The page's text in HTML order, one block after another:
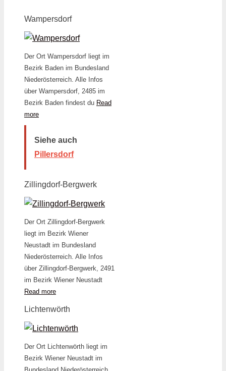
Wampersdorf
Der Ort Wampersdorf liegt im
Bezirk Baden im Bundesland
Niederösterreich. Alle Infos
über Wampersdorf, 2485 im
Bezirk Baden findest du Read
more
Siehe auch
Pillersdorf
Zillingdorf-Bergwerk
Der Ort Zillingdorf-Bergwerk
liegt im Bezirk Wiener
Neustadt im Bundesland
Niederösterreich. Alle Infos
über Zillingdorf-Bergwerk, 2491
im Bezirk Wiener Neustadt
Read more
Lichtenwörth
Der Ort Lichtenwörth liegt im
Bezirk Wiener Neustadt im